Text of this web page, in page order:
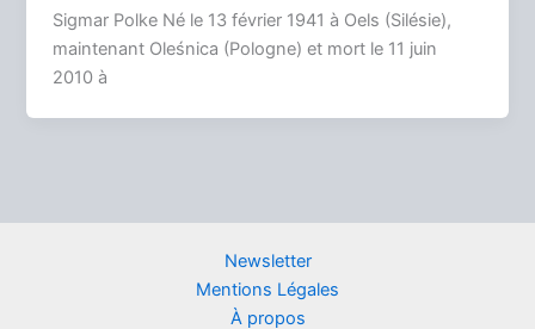
Sigmar Polke Né le 13 février 1941 à Oels (Silésie),
maintenant Oleśnica (Pologne) et mort le 11 juin
2010 à
Newsletter
Mentions Légales
À propos